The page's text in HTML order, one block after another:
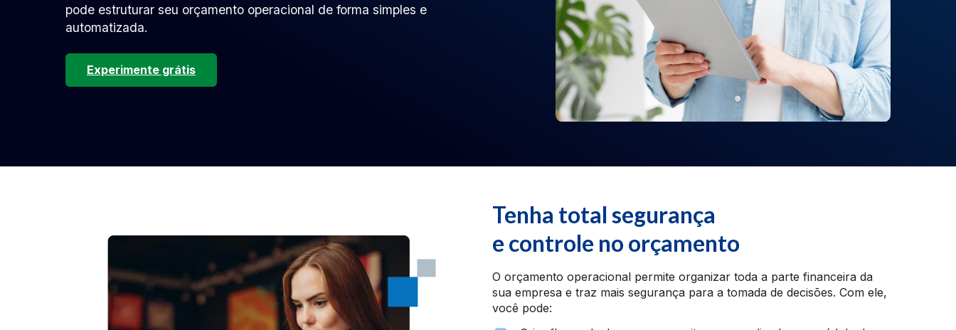
pode estruturar seu orçamento operacional de forma simples e
automatizada.
Experimente grátis
Tenha total segurança
e controle no orçamento
O orçamento operacional permite organizar toda a parte financeira da
sua empresa e traz mais segurança para a tomada de decisões. Com ele,
você pode: